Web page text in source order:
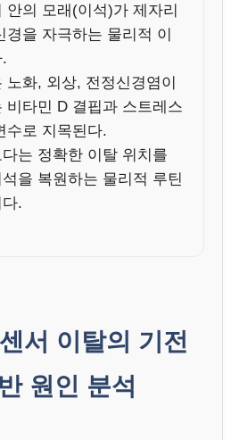
안의 모래(이석)가 제자리
경을 자극하는 물리적 이
노화, 외상, 전정신경염이
비타민 D 결핍과 스트레스
수로 지목된다.
는 정확한 이탈 위치를
을 복원하는 물리적 루틴
.
서 이탈의 기전
원인 분석